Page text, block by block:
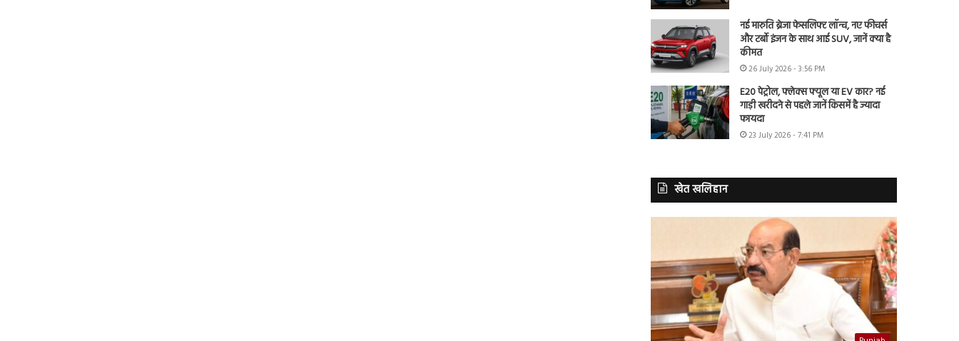
नई मारुति ब्रेजा फेसलिफ्ट लॉन्च, नए फीचर्स
और टर्बो इंजन के साथ आई SUV, जानें क्या है
कीमत
26 July 2026 - 3:56 PM
E20 पेट्रोल, फ्लेक्स फ्यूल या EV कार? नई
गाड़ी खरीदने से पहले जानें किसमें है ज्यादा
फायदा
23 July 2026 - 7:41 PM
खेत खलिहान